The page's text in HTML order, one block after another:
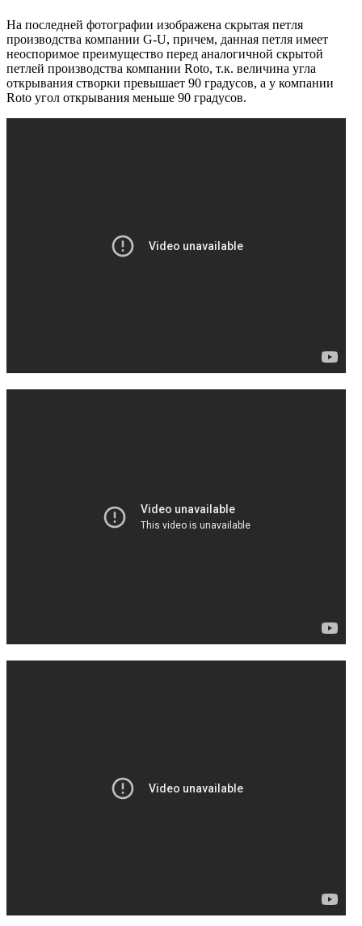
На последней фотографии изображена скрытая петля
производства компании G-U, причем, данная петля имеет
неоспоримое преимущество перед аналогичной скрытой
петлей производства компании Roto, т.к. величина угла
открывания створки превышает 90 градусов, а у компании
Roto угол открывания меньше 90 градусов.